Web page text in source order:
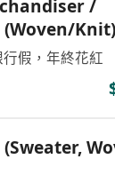
/
Knit)
假，年終花紅